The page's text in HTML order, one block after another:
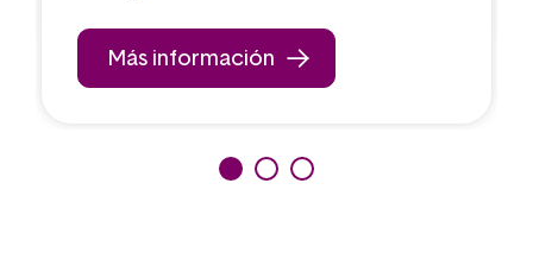
Más información